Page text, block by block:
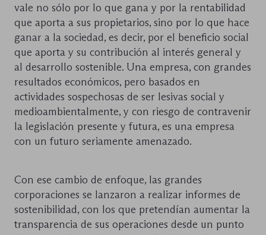
vale no sólo por lo que gana y por la rentabilidad
que aporta a sus propietarios, sino por lo que hace
ganar a la sociedad, es decir, por el beneficio social
que aporta y su contribución al interés general y
al desarrollo sostenible. Una empresa, con grandes
resultados económicos, pero basados en
actividades sospechosas de ser lesivas social y
medioambientalmente, y con riesgo de contravenir
la legislación presente y futura, es una empresa
con un futuro seriamente amenazado.
Con ese cambio de enfoque, las grandes
corporaciones se lanzaron a realizar informes de
sostenibilidad, con los que pretendían aumentar la
transparencia de sus operaciones desde un punto